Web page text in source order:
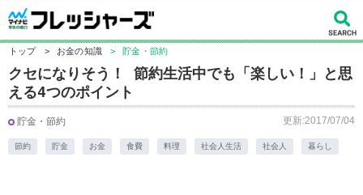
トップ > お金の知識 > 貯金・節約
クセになりそう！ 節約生活中でも「楽しい！」と思
える4つのポイント
貯金・節約 更新:2017/07/04
節約 貯金 お金 食費 料理 社会人生活 社会人 暮らし